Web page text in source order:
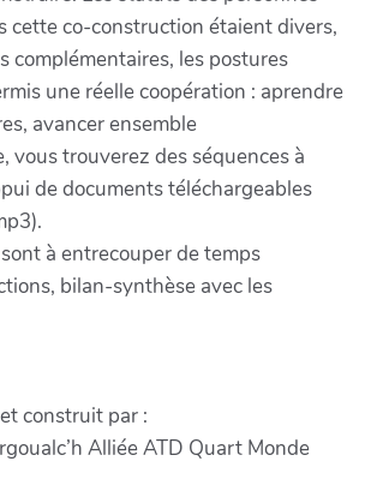
cette co-construction étaient divers,
complémentaires, les postures
une réelle coopération : aprendre
avancer ensemble
vous trouverez des séquences à
de documents téléchargeables
à entrecouper de temps
bilan-synthèse avec les
construit par :
Alliée ATD Quart Monde